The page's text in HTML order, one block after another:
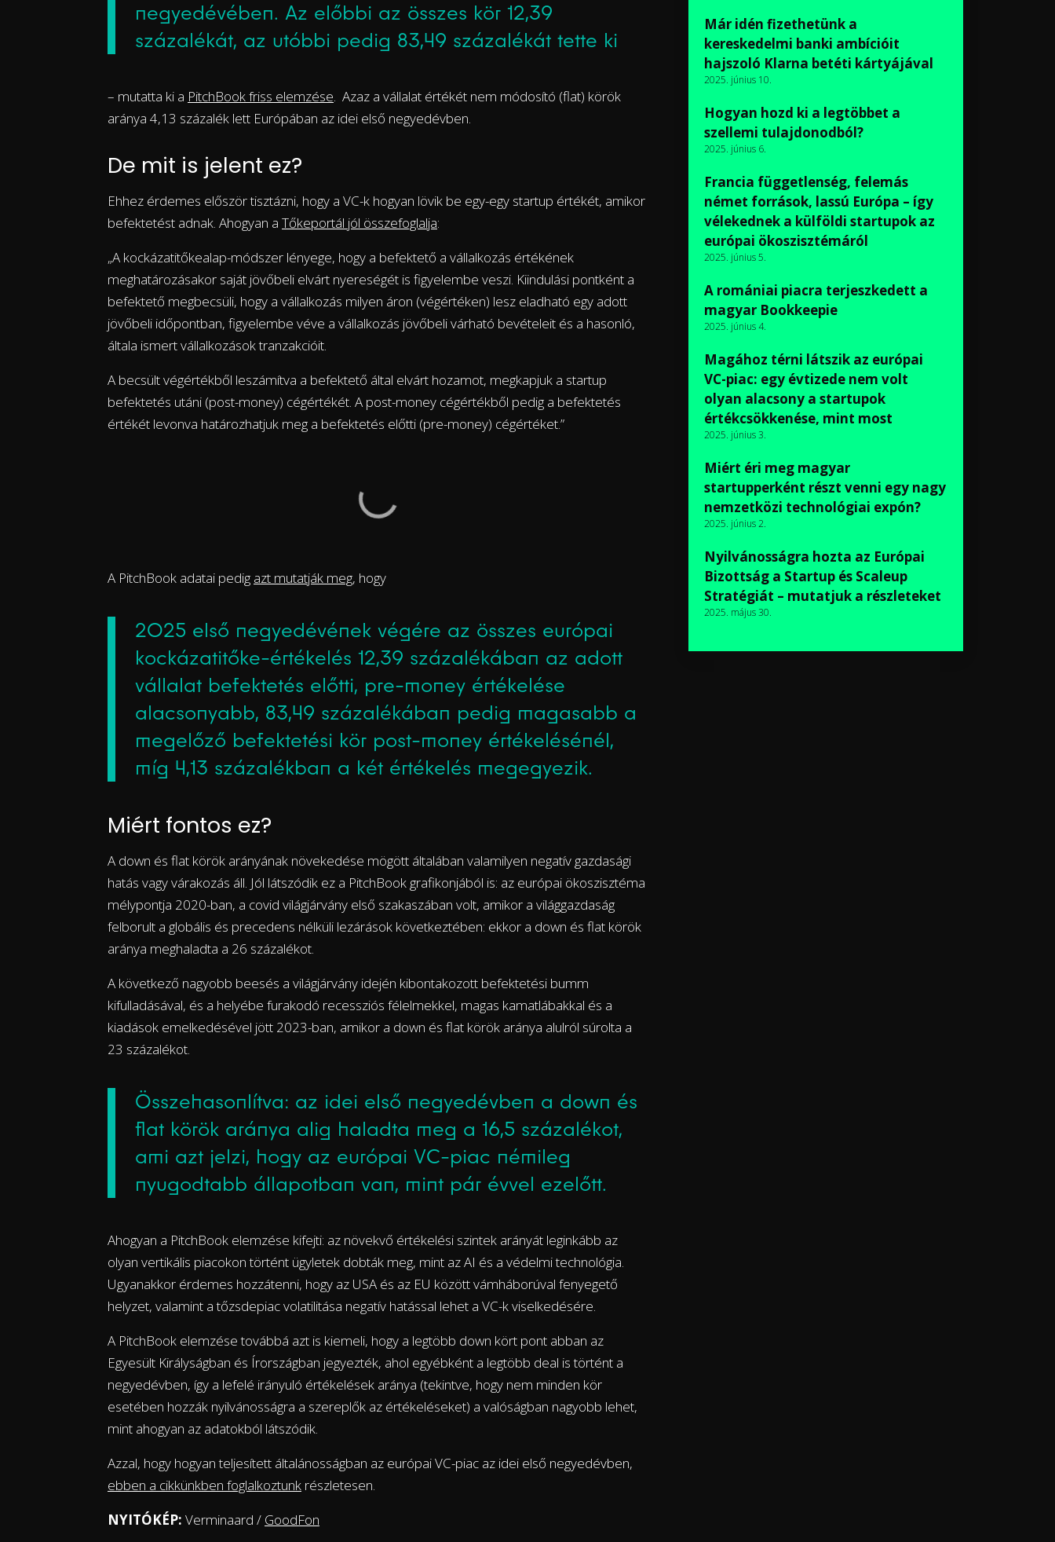
negyedévében. Az előbbi az összes kör 12,39
százalékát, az utóbbi pedig 83,49 százalékát tette ki
– mutatta ki a PitchBook friss elemzése. Azaz a vállalat értékét nem módosító (flat) körök
aránya 4,13 százalék lett Európában az idei első negyedévben.
De mit is jelent ez?
Ehhez érdemes először tisztázni, hogy a VC-k hogyan lövik be egy-egy startup értékét, amikor
befektetést adnak. Ahogyan a Tőkeportál jól összefoglalja:
„A kockázatitőkealap-módszer lényege, hogy a befektető a vállalkozás értékének
meghatározásakor saját jövőbeli elvárt nyereségét is figyelembe veszi. Kiindulási pontként a
befektető megbecsüli, hogy a vállalkozás milyen áron (végértéken) lesz eladható egy adott
jövőbeli időpontban, figyelembe véve a vállalkozás jövőbeli várható bevételeit és a hasonló,
általa ismert vállalkozások tranzakcióit.
A becsült végértékből leszámítva a befektető által elvárt hozamot, megkapjuk a startup
befektetés utáni (post-money) cégértékét. A post-money cégértékből pedig a befektetés
értékét levonva határozhatjuk meg a befektetés előtti (pre-money) cégértéket.”
A PitchBook adatai pedig azt mutatják meg, hogy
2025 első negyedévének végére az összes európai
kockázatitőke-értékelés 12,39 százalékában az adott
vállalat befektetés előtti, pre-money értékelése
alacsonyabb, 83,49 százalékában pedig magasabb a
megelőző befektetési kör post-money értékelésénél,
míg 4,13 százalékban a két értékelés megegyezik.
Miért fontos ez?
A down és flat körök arányának növekedése mögött általában valamilyen negatív gazdasági
hatás vagy várakozás áll. Jól látszódik ez a PitchBook grafikonjából is: az európai ökoszisztéma
mélypontja 2020-ban, a covid világjárvány első szakaszában volt, amikor a világgazdaság
felborult a globális és precedens nélküli lezárások következtében: ekkor a down és flat körök
aránya meghaladta a 26 százalékot.
A következő nagyobb beesés a világjárvány idején kibontakozott befektetési bumm
kifulladásával, és a helyébe furakodó recessziós félelmekkel, magas kamatlábakkal és a
kiadások emelkedésével jött 2023-ban, amikor a down és flat körök aránya alulról súrolta a
23 százalékot.
Összehasonlítva: az idei első negyedévben a down és
flat körök aránya alig haladta meg a 16,5 százalékot,
ami azt jelzi, hogy az európai VC-piac némileg
nyugodtabb állapotban van, mint pár évvel ezelőtt.
Ahogyan a PitchBook elemzése kifejti: az növekvő értékelési szintek arányát leginkább az
olyan vertikális piacokon történt ügyletek dobták meg, mint az AI és a védelmi technológia.
Ugyanakkor érdemes hozzátenni, hogy az USA és az EU között vámháborúval fenyegető
helyzet, valamint a tőzsdepiac volatilitása negatív hatással lehet a VC-k viselkedésére.
A PitchBook elemzése továbbá azt is kiemeli, hogy a legtöbb down kört pont abban az
Egyesült Királyságban és Írországban jegyezték, ahol egyébként a legtöbb deal is történt a
negyedévben, így a lefelé irányuló értékelések aránya (tekintve, hogy nem minden kör
esetében hozzák nyilvánosságra a szereplők az értékeléseket) a valóságban nagyobb lehet,
mint ahogyan az adatokból látszódik.
Azzal, hogy hogyan teljesített általánosságban az európai VC-piac az idei első negyedévben,
ebben a cikkünkben foglalkoztunk részletesen.
NYITÓKÉP: Verminaard / GoodFon
Már idén fizethetünk a
kereskedelmi banki ambícióit
hajszoló Klarna betéti kártyájával
2025. június 10.
Hogyan hozd ki a legtöbbet a
szellemi tulajdonodból?
2025. június 6.
Francia függetlenség, felemás
német források, lassú Európa – így
vélekednek a külföldi startupok az
európai ökoszisztémáról
2025. június 5.
A romániai piacra terjeszkedett a
magyar Bookkeepie
2025. június 4.
Magához térni látszik az európai
VC-piac: egy évtizede nem volt
olyan alacsony a startupok
értékcsökkenése, mint most
2025. június 3.
Miért éri meg magyar
startupperként részt venni egy nagy
nemzetközi technológiai expón?
2025. június 2.
Nyilvánosságra hozta az Európai
Bizottság a Startup és Scaleup
Stratégiát – mutatjuk a részleteket
2025. május 30.